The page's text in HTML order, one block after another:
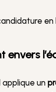
en
envers
applique un